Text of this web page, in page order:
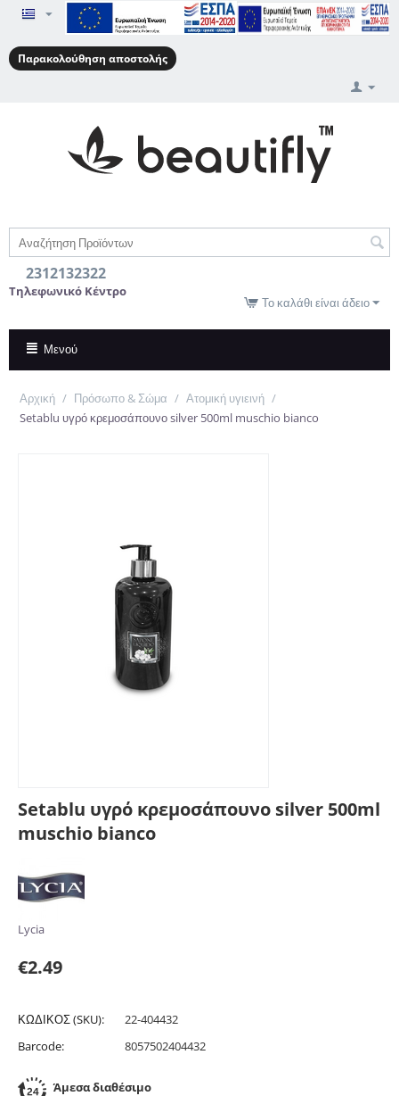
Παρακολούθηση αποστολής
2312132322
Τηλεφωνικό Κέντρο
Το καλάθι είναι άδειο
Μενού
Αρχική / Πρόσωπο & Σώμα / Ατομική υγιεινή /
Setablu υγρό κρεμοσάπουνο silver 500ml muschio bianco
Setablu υγρό κρεμοσάπουνο silver 500ml
muschio bianco
Lycia
€2.49
ΚΩΔΙΚΟΣ (SKU):
22-404432
Barcode:
8057502404432
Άμεσα διαθέσιμο